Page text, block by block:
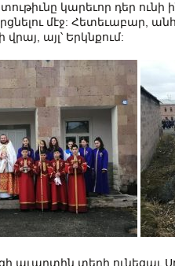
կարեւոր դեր ունի
մէջ: Հետեւաբար,
վրայ, այլ՝ Երկնքում:
աւարտին տեղի ունեցաւ